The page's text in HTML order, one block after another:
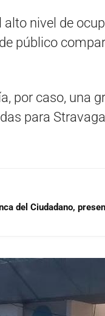
alto nivel de
público
por caso, una
para
del Ciudadano,